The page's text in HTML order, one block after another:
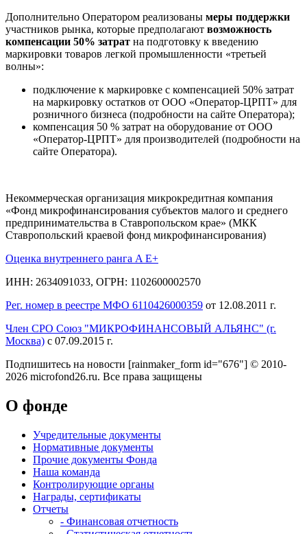
Дополнительно Оператором реализованы меры поддержки
участников рынка, которые предполагают возможность
компенсации 50% затрат на подготовку к введению
маркировки товаров легкой промышленности «третьей
волны»:
подключение к маркировке с компенсацией 50% затрат
на маркировку остатков от ООО «Оператор-ЦРПТ» для
розничного бизнеса (подробности на сайте Оператора);
компенсация 50 % затрат на оборудование от ООО
«Оператор-ЦРПТ» для производителей (подробности на
сайте Оператора).
Некоммерческая организация микрокредитная компания
«Фонд микрофинансирования субъектов малого и среднего
предпринимательства в Ставропольском крае» (МКК
Ставропольский краевой фонд микрофинансирования)
Оценка внутреннего ранга A E+
ИНН: 2634091033, ОГРН: 1102600002570
Рег. номер в реестре МФО 6110426000359 от 12.08.2011 г.
Член СРО Союз "МИКРОФИНАНСОВЫЙ АЛЬЯНС" (г.
Москва) с 07.09.2015 г.
Подпишитесь на новости [rainmaker_form id="676"] © 2010-
2026 microfond26.ru. Все права защищены
О фонде
Учредительные документы
Нормативные документы
Прочие документы Фонда
Наша команда
Контролирующие органы
Награды, сертификаты
Отчеты
- Финансовая отчетность